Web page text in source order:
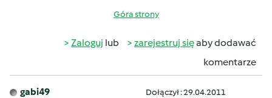
Góra strony
Zaloguj lub zarejestruj sięaby dodawać
komentarze
gabi49 Dołączył : 29.04.2011